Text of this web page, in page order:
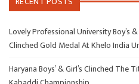
Lovely Professional University Boy’s
Clinched Gold Medal At Khelo India
Haryana Boys’ & Girl’s Clinched The